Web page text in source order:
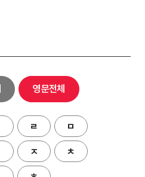
영문전체
ㄹ ㅁ
ㅈ ㅊ